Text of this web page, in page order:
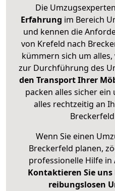
Die
Erfahrung im Bereich
und kennen die
von Krefeld nach
kümmern sich um
zur Durchführung des
den Transport Ihrer
packen alles sicher
alles rechtzeitig an
Wenn Sie einen
Breckerfeld planen,
professionelle Hilfe in
Kontaktieren Sie uns
reibungslosen